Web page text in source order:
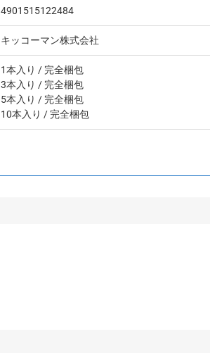
4901515122484
キッコーマン株式会社
1本入り / 完全梱包
3本入り / 完全梱包
5本入り / 完全梱包
10本入り / 完全梱包